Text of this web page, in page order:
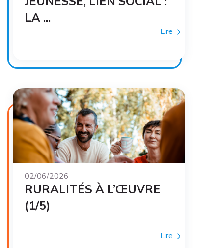
LA ...
Lire
02/06/2026
RURALITÉS À L’ŒUVRE
(1/5)
Lire